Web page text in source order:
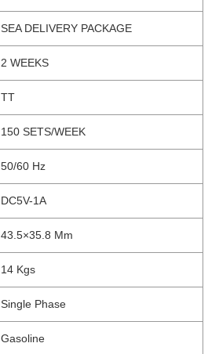
SEA DELIVERY PACKAGE
2 WEEKS
TT
150 SETS/WEEK
50/60 Hz
DC5V-1A
43.5×35.8 Mm
14 Kgs
Single Phase
Gasoline